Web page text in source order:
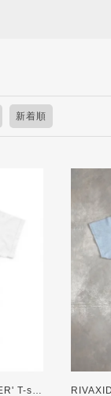
新着順
RIVAXIDE 'DAYDREAM BELIEVER' T-shirt [WHITE]